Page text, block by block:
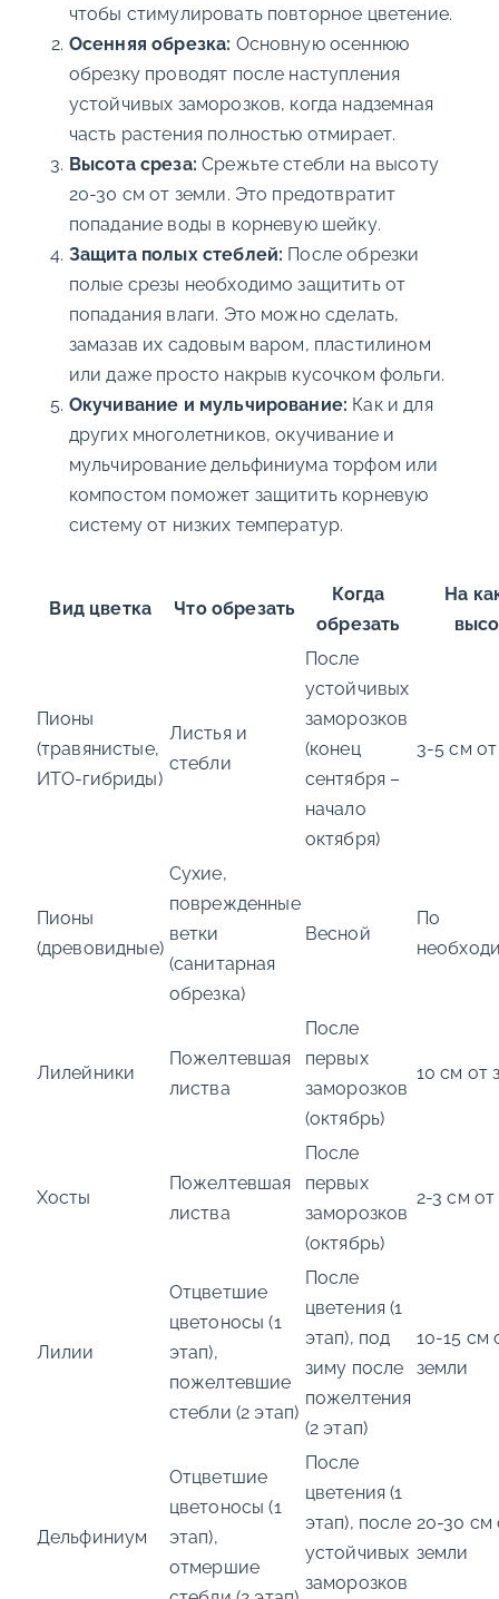
чтобы стимулировать повторное цветение.
Осенняя обрезка: Основную осеннюю
обрезку проводят после наступления
устойчивых заморозков, когда надземная
часть растения полностью отмирает.
Высота среза: Срежьте стебли на высоту
20-30 см от земли. Это предотвратит
попадание воды в корневую шейку.
Защита полых стеблей: После обрезки
полые срезы необходимо защитить от
попадания влаги. Это можно сделать,
замазав их садовым варом, пластилином
или даже просто накрыв кусочком фольги.
Окучивание и мульчирование: Как и для
других многолетников, окучивание и
мульчирование дельфиниума торфом или
компостом поможет защитить корневую
систему от низких температур.
Вид цветка Что обрезать
Когда
обрезать
На
Пионы
(травянистые,
ИТО-гибриды)
Листья и
стебли
После
устойчивых
заморозков
(конец
сентября –
начало
октября)
3-5 см
Пионы
(древовидные)
Сухие,
поврежденные
ветки
(санитарная
обрезка)
Весной
По
Лилейники
Пожелтевшая
листва
После
первых
заморозков
(октябрь)
10 см от
Хосты
Пожелтевшая
листва
После
первых
заморозков
(октябрь)
2-3 см
Лилии
Отцветшие
цветоносы (1
этап),
пожелтевшие
стебли (2 этап)
После
цветения (1
этап), под
зиму после
пожелтения
(2 этап)
10-15 см
земли
Дельфиниум
Отцветшие
цветоносы (1
этап),
отмершие
После
цветения (1
этап), после
устойчивых
заморозков
20-30 см
земли